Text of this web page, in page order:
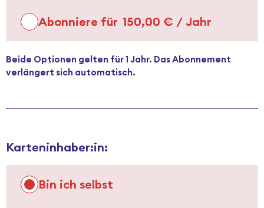
Abonniere für 150,00 € / Jahr
Beide Optionen gelten für 1 Jahr. Das Abonnement
verlängert sich automatisch.
Karteninhaber:in:
Bin ich selbst